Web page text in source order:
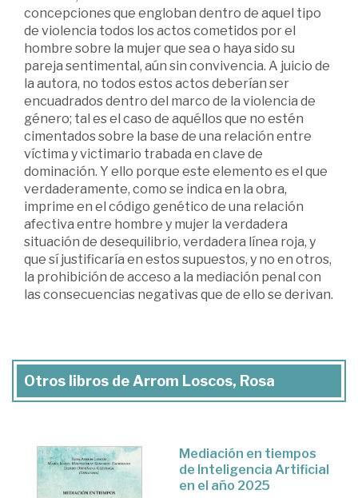
concepciones que engloban dentro de aquel tipo
de violencia todos los actos cometidos por el
hombre sobre la mujer que sea o haya sido su
pareja sentimental, aún sin convivencia. A juicio de
la autora, no todos estos actos deberían ser
encuadrados dentro del marco de la violencia de
género; tal es el caso de aquéllos que no estén
cimentados sobre la base de una relación entre
víctima y victimario trabada en clave de
dominación. Y ello porque este elemento es el que
verdaderamente, como se indica en la obra,
imprime en el código genético de una relación
afectiva entre hombre y mujer la verdadera
situación de desequilibrio, verdadera línea roja, y
que sí justificaría en estos supuestos, y no en otros,
la prohibición de acceso a la mediación penal con
las consecuencias negativas que de ello se derivan.
Otros libros de Arrom Loscos, Rosa
Mediación en tiempos
de Inteligencia Artificial
en el año 2025